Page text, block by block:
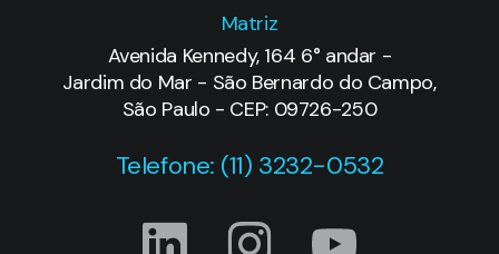
Matriz
Avenida Kennedy, 164 6° andar -
Jardim do Mar - São Bernardo do Campo,
São Paulo - CEP: 09726-250
Telefone: (11) 3232-0532